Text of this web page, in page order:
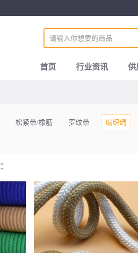
首页 行业资讯 供
松紧带/橡筋 罗纹带
编织绳